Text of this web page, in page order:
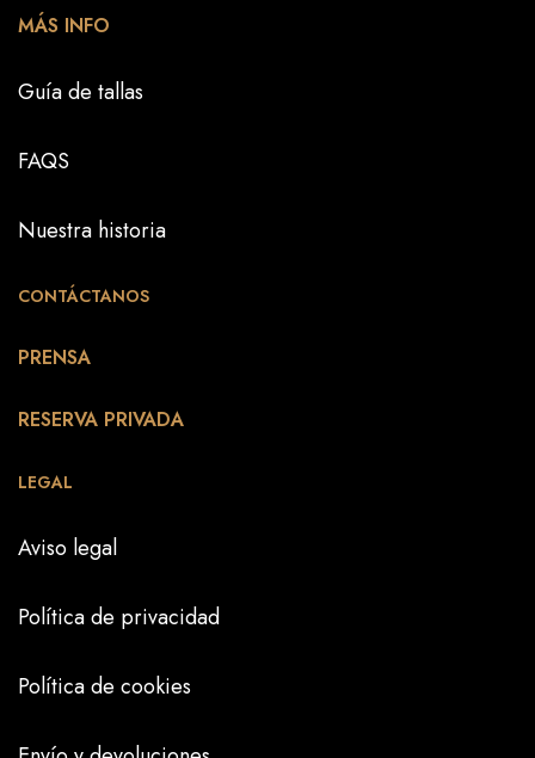
MÁS INFO
Guía de tallas
FAQS
Nuestra historia
CONTÁCTANOS
PRENSA
RESERVA PRIVADA
LEGAL
Aviso legal
Política de privacidad
Política de cookies